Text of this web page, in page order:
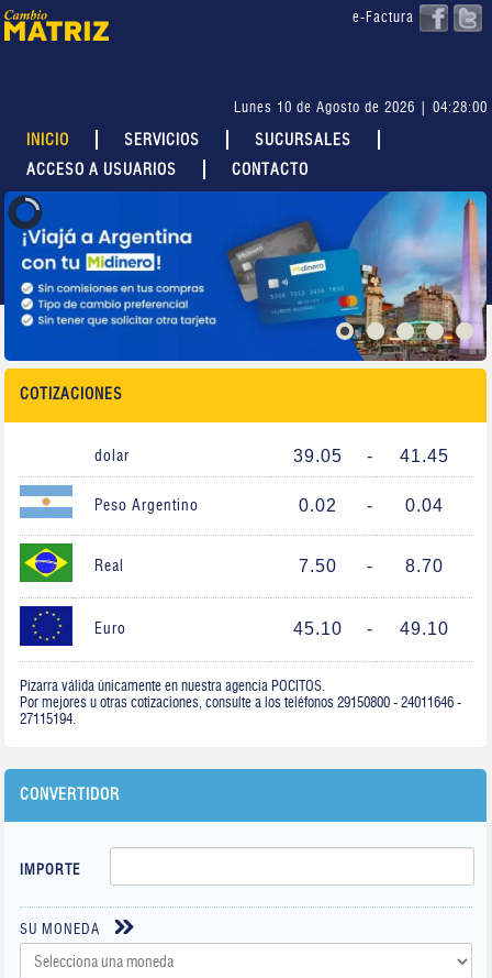
e-Factura
Lunes 10 de Agosto de 2026 | 04:28:00
INICIO SERVICIOS
SUCURSALES
ACCESO A USUARIOS
CONTACTO
COTIZACIONES
dolar 39.05 - 41.45
Peso Argentino 0.02 - 0.04
Real 7.50 - 8.70
Euro 45.10 - 49.10
Pizarra válida únicamente en nuestra agencia POCITOS.
Por mejores u otras cotizaciones, consulte a los teléfonos 29150800 - 24011646 -
27115194.
CONVERTIDOR
IMPORTE
SU MONEDA